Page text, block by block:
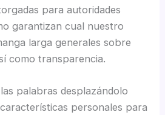
para autoridades
garantizan cual nuestro
larga generales sobre
como transparencia.
palabras desplazándolo
personales para